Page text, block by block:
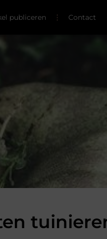
publiceren Contact